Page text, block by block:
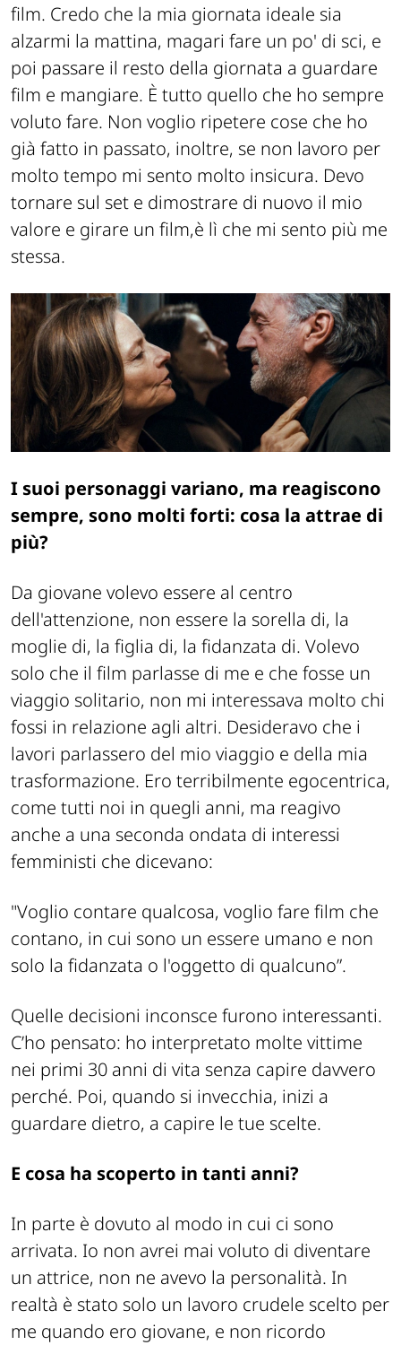
film. Credo che la mia giornata ideale sia
alzarmi la mattina, magari fare un po' di sci, e
poi passare il resto della giornata a guardare
film e mangiare. È tutto quello che ho sempre
voluto fare. Non voglio ripetere cose che ho
già fatto in passato, inoltre, se non lavoro per
molto tempo mi sento molto insicura. Devo
tornare sul set e dimostrare di nuovo il mio
valore e girare un film,è lì che mi sento più me
stessa.
I suoi personaggi variano, ma reagiscono
sempre, sono molti forti: cosa la attrae di
più?
Da giovane volevo essere al centro
dell'attenzione, non essere la sorella di, la
moglie di, la figlia di, la fidanzata di. Volevo
solo che il film parlasse di me e che fosse un
viaggio solitario, non mi interessava molto chi
fossi in relazione agli altri. Desideravo che i
lavori parlassero del mio viaggio e della mia
trasformazione. Ero terribilmente egocentrica,
come tutti noi in quegli anni, ma reagivo
anche a una seconda ondata di interessi
femministi che dicevano:
"Voglio contare qualcosa, voglio fare film che
contano, in cui sono un essere umano e non
solo la fidanzata o l'oggetto di qualcuno”.
Quelle decisioni inconsce furono interessanti.
C’ho pensato: ho interpretato molte vittime
nei primi 30 anni di vita senza capire davvero
perché. Poi, quando si invecchia, inizi a
guardare dietro, a capire le tue scelte.
E cosa ha scoperto in tanti anni?
In parte è dovuto al modo in cui ci sono
arrivata. Io non avrei mai voluto di diventare
un attrice, non ne avevo la personalità. In
realtà è stato solo un lavoro crudele scelto per
me quando ero giovane, e non ricordo